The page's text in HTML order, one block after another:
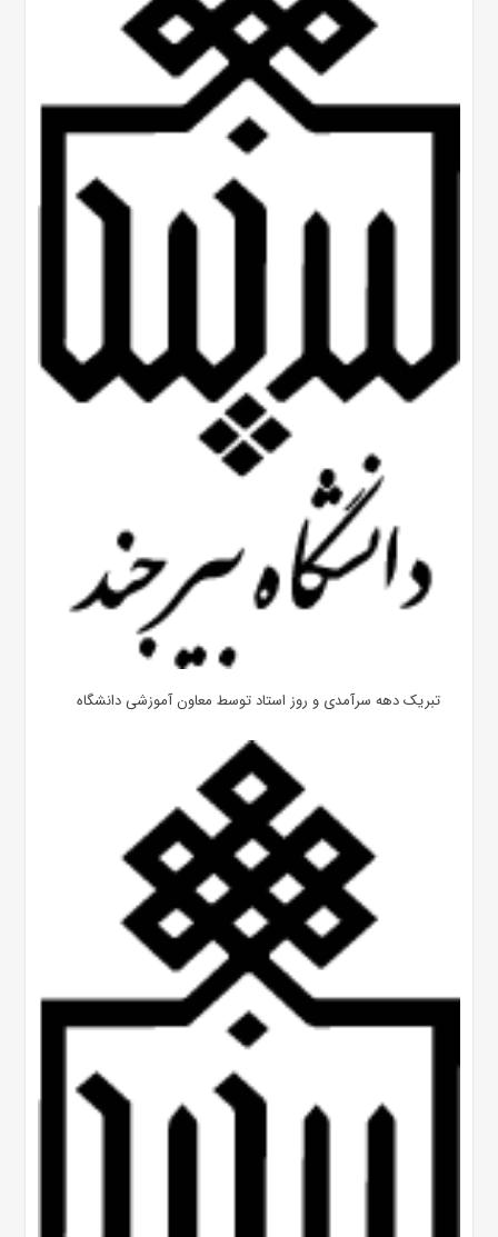
تبریک دهه سرآمدی و روز استاد توسط معاون آموزشی دانشگاه